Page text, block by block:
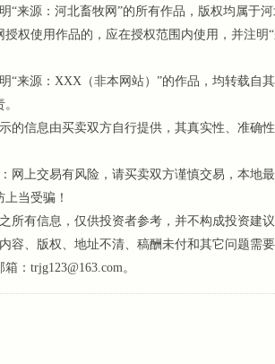
源：河北畜牧网”的所有作品，版权均属于
授权使用作品的，应在授权范围内使用，并注
源：XXX（非本网站）”的作品，均转载自
信息由买卖双方自行提供，其真实性、准确
上交易有风险，请买卖双方谨慎交易，本地
当受骗！
有信息，仅供投资者参考 ，并不构成投资建
、版权、地址不清、稿酬未付和其它问题需要
：trjg123@163.com。